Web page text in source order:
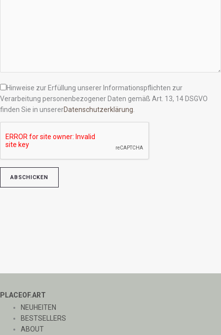
Hinweise zur Erfüllung unserer Informationspflichten zur
Verarbeitung personenbezogener Daten gemäß Art. 13, 14 DSGVO
finden Sie in unsererDatenschutzerklärung
Bitte lasse dieses Feld leer.
PLACEOF.ART
NEUHEITEN
BESTSELLERS
ABOUT